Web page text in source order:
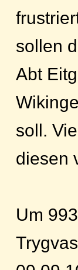
sollen
Abt
soll.
diesen
Um